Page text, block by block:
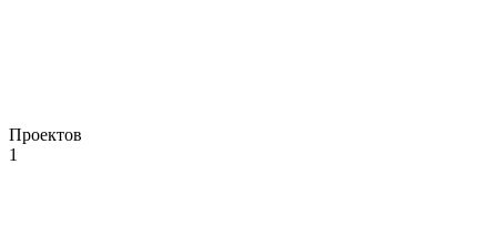
Проектов
1